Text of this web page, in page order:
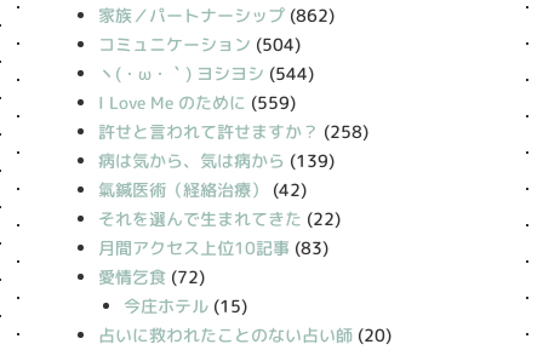
家族／パートナーシップ (862)
コミュニケーション (504)
丶(・ω・｀) ヨシヨシ (544)
I Love Me のために (559)
許せと言われて許せますか？ (258)
病は気から、気は病から (139)
氣鍼医術（経絡治療）
(42)
それを選んで生まれてきた (22)
月間アクセス上位10記事 (83)
愛情乞食 (72)
今庄ホテル(15)
占いに救われたことのない占い師 (20)